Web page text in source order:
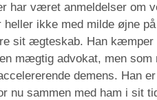
har været anmeldelser om
heller ikke med milde øjne
sit ægteskab. Han kæmper
mægtig advokat, men som
demens. Han
nu sammen med ham i sit